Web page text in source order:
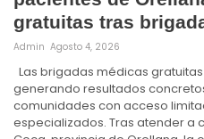
gratuitas tras
Admin Agosto 4, 2026
Las brigadas médicas
generando resultados
comunidades con acceso
especializados. Tras atender a